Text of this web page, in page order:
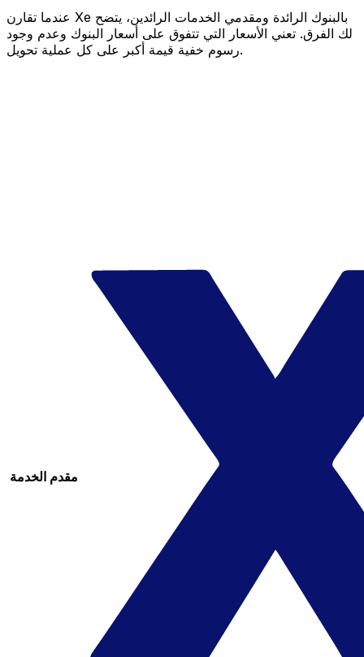
عندما تقارن Xe بالبنوك الرائدة ومقدمي الخدمات الرائدين، يتضح
لك الفرق. تعني الأسعار التي تتفوق على أسعار البنوك وعدم وجود
رسوم خفية قيمة أكبر على كل عملية تحويل.
مقدم الخدمة